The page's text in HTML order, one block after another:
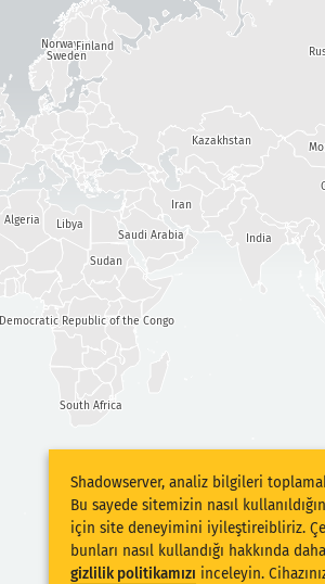
India
Democratic Republic of the Congo
South Africa
Kazakhstan
Norway
Sweden
Finland
Libya
Sudan
Iran
Saudi Arabia
Algeria
Shadowserver, analiz bilgileri
Bu sayede sitemizin nasıl
için site deneyimini iyileştireibliriz.
bunları nasıl kullandığı hakkında
gizlilik politikamızı inceleyin.